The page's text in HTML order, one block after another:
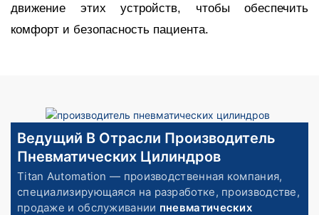
движение этих устройств, чтобы обеспечить
комфорт и безопасность пациента.
Ведущий В Отрасли Производитель
Пневматических Цилиндров
Titan Automation — производственная компания,
специализирующаяся на разработке, производстве,
продаже и обслуживании пневматических